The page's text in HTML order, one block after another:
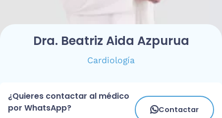
Dra. Beatriz Aida Azpurua
Cardiología
¿Quieres contactar al médico
por WhatsApp?
Contactar